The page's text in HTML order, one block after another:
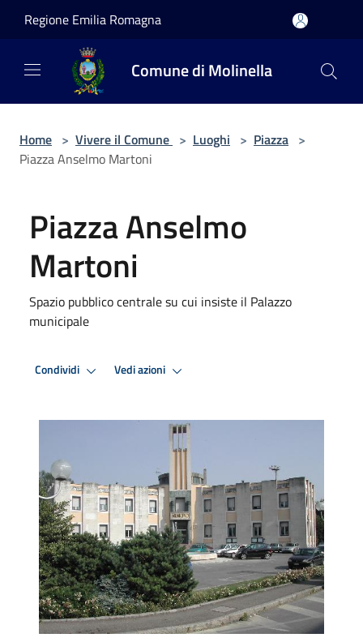
Regione Emilia Romagna
Comune di Molinella
Home > Vivere il Comune > Luoghi > Piazza >
Piazza Anselmo Martoni
Piazza Anselmo
Martoni
Spazio pubblico centrale su cui insiste il Palazzo
municipale
Condividi Vedi azioni